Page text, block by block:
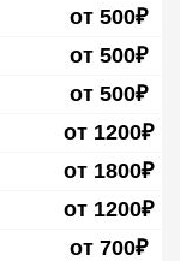
от 500₽
от 500₽
от 500₽
от 1200₽
от 1800₽
от 1200₽
от 700₽